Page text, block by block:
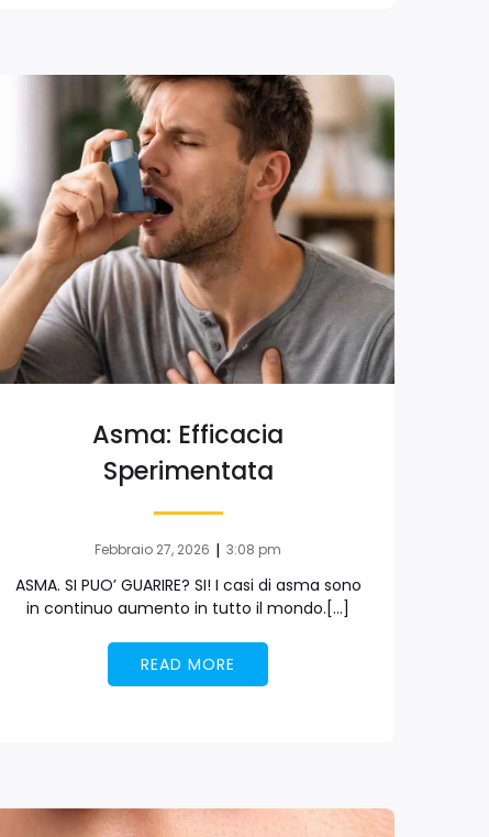
Asma: Efficacia
Sperimentata
Febbraio 27, 2026 | 3:08 pm
ASMA. SI PUO’ GUARIRE? SI! I casi di asma sono
in continuo aumento in tutto il mondo.[…]
READ MORE